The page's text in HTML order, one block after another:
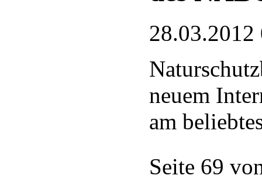
28.03.2012
neuem
am
Seite 69